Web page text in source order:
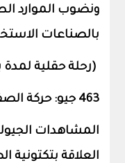
ونضوب الموارد
بالصناعات
(رحلة حقلية لمدة
463 جيو: حركة الصفائح 3(2+0+
المشاهدات
العلاقة بتكتونية